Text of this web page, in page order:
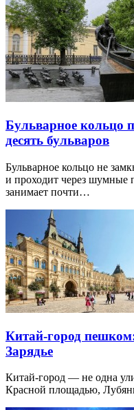
Бульварное кольцо
десять бульваров
Бульварное кольцо не
и проходит через
занимает почти…
Китай-город
Зарядье
Китай-город — не одна
Красной площадью,